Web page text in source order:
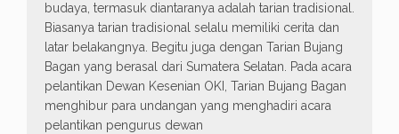
budaya, termasuk diantaranya adalah tarian tradisional.
Biasanya tarian tradisional selalu memiliki cerita dan
latar belakangnya. Begitu juga dengan Tarian Bujang
Bagan yang berasal dari Sumatera Selatan. Pada acara
pelantikan Dewan Kesenian OKI, Tarian Bujang Bagan
menghibur para undangan yang menghadiri acara
pelantikan pengurus dewan